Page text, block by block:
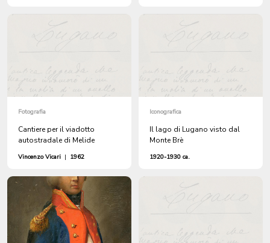
Fotografia
Cantiere per il viadotto
autostradale di Melide
Vincenzo Vicari | 1962
Iconografica
Il lago di Lugano visto dal
Monte Brè
1920-1930 ca.